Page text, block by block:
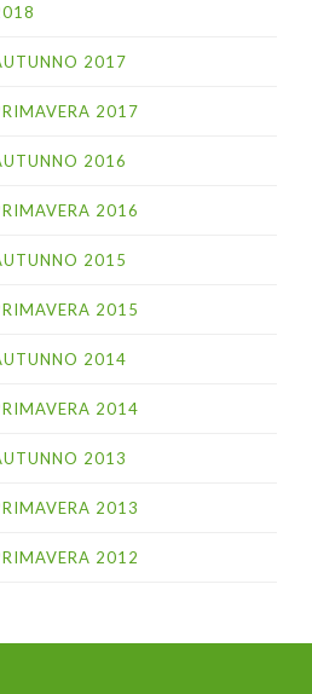
2017
2017
2016
2016
2015
2015
2014
2014
2013
2013
2012